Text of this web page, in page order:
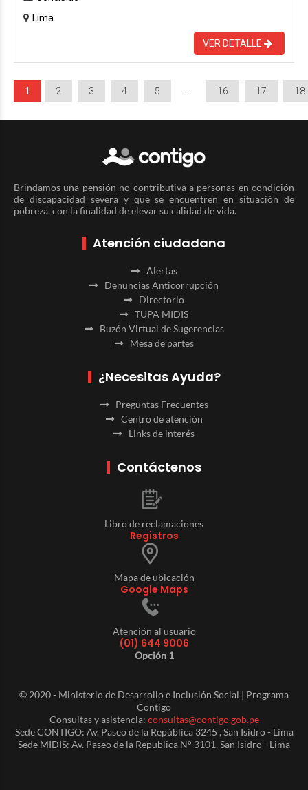
Lima
VER DETALLE
1 2 3 4 5 16 17 18
Brindamos una pensión no contributiva a personas en condición
de discapacidad severa y que se encuentren en situación de
pobreza, con la finalidad de elevar su calidad de vida.
Atención ciudadana
Alertas
Denuncias Anticorrupción
Directorio
TUPA MIDIS
Buzón Virtual de Sugerencias
Mesa de partes
¿Necesitas Ayuda?
Preguntas Frecuentes
Centro de atención
Links de interés
Contáctenos
Libro de reclamaciones
Registros
Mapa de ubicación
Google Maps
Atención al usuario
(01) 644 9006
Opción 1
© 2020 - Ministerio de Desarrollo e Inclusión Social | Programa
Contigo
Consultas y asistencia: consultas@contigo.gob.pe
Sede CONTIGO: Av. Paseo de la República 3245 , San Isidro - Lima
Sede MIDIS: Av. Paseo de la Republica N° 3101, San Isidro - Lima